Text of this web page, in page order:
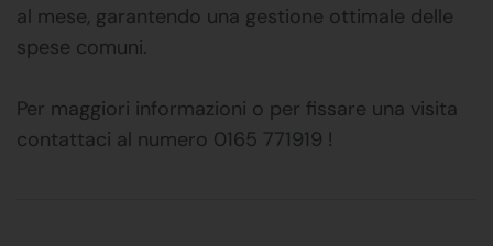
al mese, garantendo una gestione ottimale delle
spese comuni.
Per maggiori informazioni o per fissare una visita
contattaci al numero 0165 771919 !